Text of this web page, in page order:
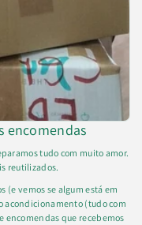
encomendas
tudo com muito amor.
reutilizados.
(e vemos se algum está em
acondicionamento (tudo com
encomendas que recebemos